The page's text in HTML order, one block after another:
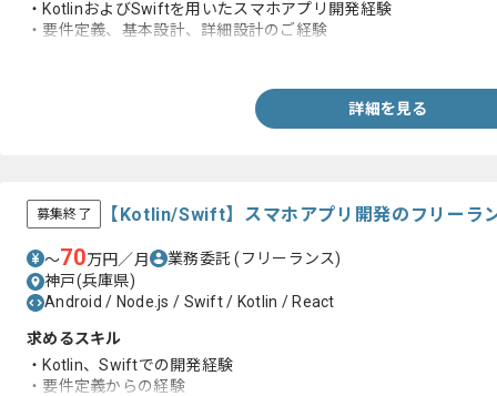
・KotlinおよびSwiftを用いたスマホアプリ開発経験
・要件定義、基本設計、詳細設計のご経験
詳細を見る
募集終了 【Kotlin/Swift】スマホアプリ開発のフリーラ
〜70万円／月 業務委託(フリーランス)
神戸(兵庫県)
Android / Node.js / Swift / Kotlin / React
求めるスキル
・Kotlin、Swiftでの開発経験
・要件定義からの経験